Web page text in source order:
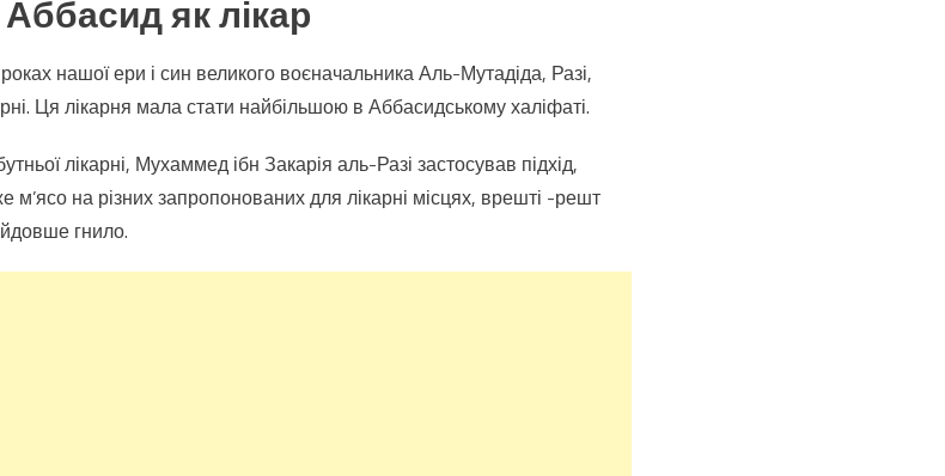
як лікар
нашої ери і син великого воєначальника Аль-Мутадіда, Разі,
Ця лікарня мала стати найбільшою в Аббасидському халіфаті.
лікарні, Мухаммед ібн Закарія аль-Разі застосував підхід,
м’ясо на різних запропонованих для лікарні місцях, врешті -решт
гнило.